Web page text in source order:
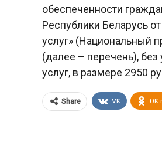
обеспеченности
Республики Беларусь
услуг» (Национальный
(далее – перечень),
услуг, в размере 2950
Share VK